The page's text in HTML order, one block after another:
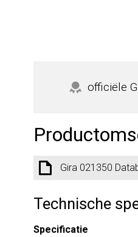
officiële
Gira 021350
Technische
Specificatie